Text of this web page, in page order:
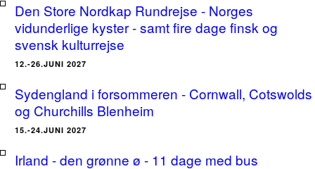
Den Store Nordkap Rundrejse - Norges
vidunderlige kyster - samt fire dage finsk og
svensk kulturrejse
12.-26.JUNI 2027
Sydengland i forsommeren - Cornwall, Cotswolds
og Churchills Blenheim
15.-24.JUNI 2027
Irland - den grønne ø - 11 dage med bus